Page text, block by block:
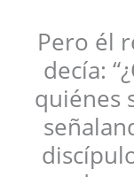
Pero él
decía:
quiénes